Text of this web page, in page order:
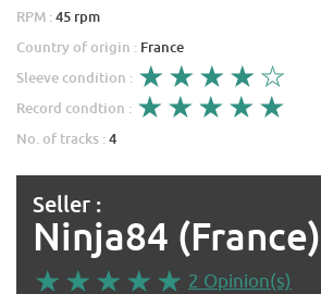
RPM :45 rpm
Country of origin : France
Sleeve condition :
Record condtion :
No. of tracks :4
Seller :
Ninja84 (France)
2 Opinion(s)